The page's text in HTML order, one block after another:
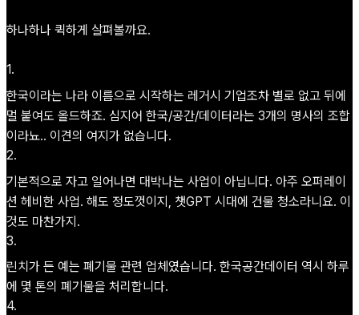
하나하나 퀵하게 살펴볼까요.
1.
한국이라는 나라 이름으로 시작하는 레거시 기업조차 별로 없고 뒤에
멀 붙여도 올드하죠. 심지어 한국/공간/데이터라는 3개의 명사의 조합
이라뇨.. 이견의 여지가 없습니다.
2.
기본적으로 자고 일어나면 대박나는 사업이 아닙니다. 아주 오퍼레이
션 헤비한 사업. 해도 정도껏이지, 챗GPT 시대에 건물 청소라니요. 이
것도 마찬가지.
3.
린치가 든 예는 폐기물 관련 업체였습니다. 한국공간데이터 역시 하루
에 몇 톤의 폐기물을 처리합니다.
4.